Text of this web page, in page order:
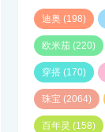
迪奥 (198)
欧米茄 (220)
穿搭 (170)
珠宝 (2064)
百年灵 (158)